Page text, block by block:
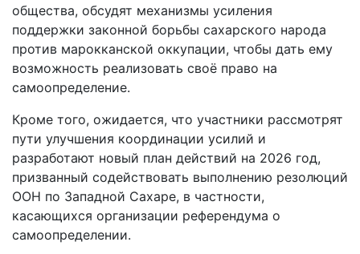
общества, обсудят механизмы усиления
поддержки законной борьбы сахарского народа
против марокканской оккупации, чтобы дать ему
возможность реализовать своё право на
самоопределение.
Кроме того, ожидается, что участники рассмотрят
пути улучшения координации усилий и
разработают новый план действий на 2026 год,
призванный содействовать выполнению резолюций
ООН по Западной Сахаре, в частности,
касающихся организации референдума о
самоопределении.